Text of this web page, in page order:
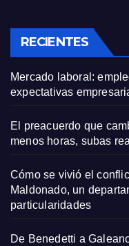
RECIENTES
Mercado laboral:
expectativas
El preacuerdo que
menos horas, subas
Cómo se vivió el
Maldonado, un
particularidades
De Benedetti a